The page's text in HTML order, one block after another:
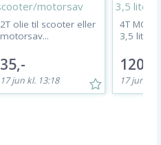
2T olie til scooter eller
motorsav...
35,-
17 jun kl. 13:18
4T MC
3,5 liter
120,-
17 jun kl.